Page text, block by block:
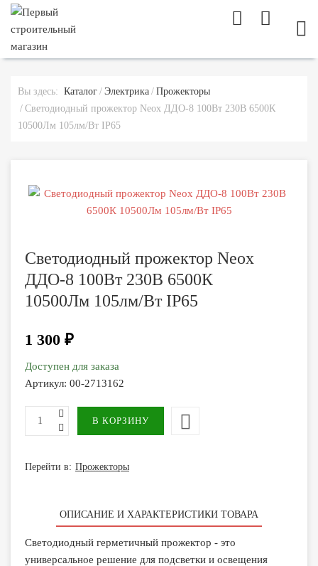
Вы здесь: Каталог Электрика
Прожекторы
Светодиодный прожектор Neox ДДО-8 100Вт 230В 6500К
10500Лм 105лм/Вт IP65
Светодиодный прожектор Neox
ДДО-8 100Вт 230В 6500К
10500Лм 105лм/Вт IP65
1 300 ₽
Доступен для заказа
Артикул: 00-2713162
Перейти в: Прожекторы
ОПИСАНИЕ И ХАРАКТЕРИСТИКИ ТОВАРА
Светодиодный герметичный прожектор - это
универсальное решение для подсветки и освещения